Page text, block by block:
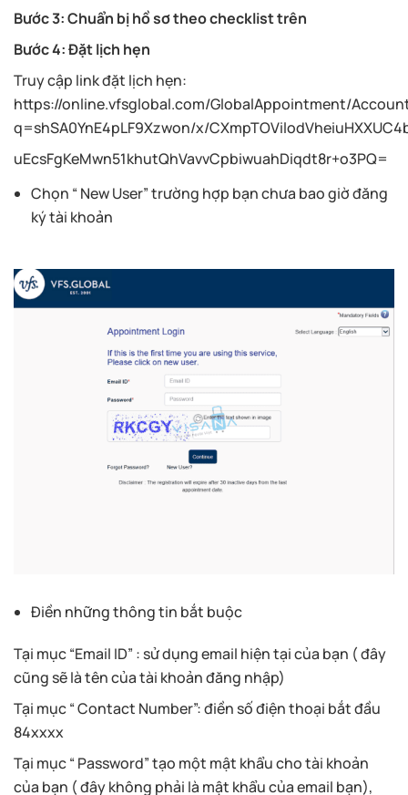
Bước 3: Chuẩn bị hồ sơ theo checklist trên
Bước 4: Đặt lịch hẹn
Truy cập link đặt lịch hẹn:
https://online.vfsglobal.com/GlobalAppointment/
q=shSA0YnE4pLF9Xzwon/x/
uEcsFgKeMwn51khutQhVavvCpbiwuahDiqdt8r+o3PQ=
Chọn “ New User” trường hợp bạn chưa bao giờ đăng
ký tài khoản
Điền những thông tin bắt buộc
Tại mục “Email ID” : sử dụng email hiện tại của bạn ( đây
cũng sẽ là tên của tài khoản đăng nhập)
Tại mục “ Contact Number”: điền số điện thoại bắt đầu
84xxxx
Tại mục “ Password” tạo một mật khẩu cho tài khoản
của bạn ( đây không phải là mật khẩu của email bạn),